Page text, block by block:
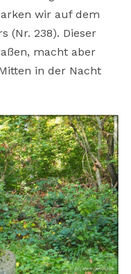
wir auf dem
(Nr. 238). Dieser
macht aber
in der Nacht